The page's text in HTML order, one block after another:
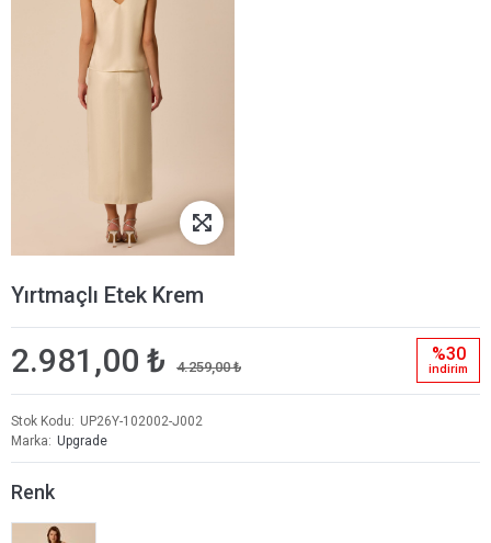
Yırtmaçlı Etek Krem
2.981,00 ₺ 4.259,00 ₺
%30
i̇ndi̇ri̇m
Stok Kodu
UP26Y-102002-J002
Marka
Upgrade
Renk